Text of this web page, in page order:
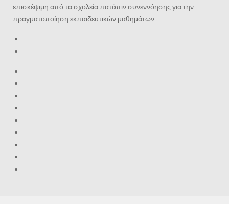
επισκέψιμη από τα σχολεία πατόπιν συνεννόησης για την
πραγματοποίηση εκπαιδευτικών μαθημάτων.